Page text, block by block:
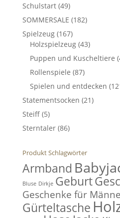
Schulstart (49)
SOMMERSALE (182)
Spielzeug (167)
Holzspielzeug (43)
Puppen und Kuscheltiere
Rollenspiele (87)
Spielen und entdecken
Statementsocken (21)
Steiff (5)
Sterntaler (86)
Produkt Schlagwörter
Armband
Bluse Dirkje Geburt
Geschenke für
Gürteltasche